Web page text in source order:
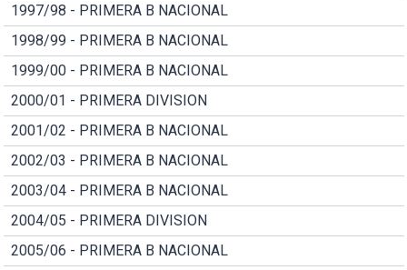
1997/98 - PRIMERA B NACIONAL
1998/99 - PRIMERA B NACIONAL
1999/00 - PRIMERA B NACIONAL
2000/01 - PRIMERA DIVISION
2001/02 - PRIMERA B NACIONAL
2002/03 - PRIMERA B NACIONAL
2003/04 - PRIMERA B NACIONAL
2004/05 - PRIMERA DIVISION
2005/06 - PRIMERA B NACIONAL